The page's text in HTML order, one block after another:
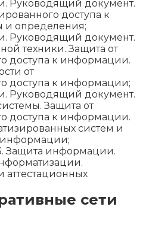
Руководящий документ.
доступа к
определения;
Руководящий документ.
техники. Защита от
доступа к информации.
от
доступа к информации;
Руководящий документ.
Защита от
доступа к информации.
систем и
информации;
Защита информации.
сети